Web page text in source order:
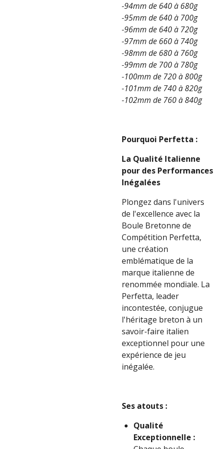
-94mm de 640 à 680g
-95mm de 640 à 700g
-96mm de 640 à 720g
-97mm de 660 à 740g
-98mm de 680 à 760g
-99mm de 700 à 780g
-100mm de 720 à 800g
-101mm de 740 à 820g
-102mm de 760 à 840g
Pourquoi Perfetta :
La Qualité Italienne
pour des Performances
Inégalées
Plongez dans l'univers
de l'excellence avec la
Boule Bretonne de
Compétition Perfetta,
une création
emblématique de la
marque italienne de
renommée mondiale. La
Perfetta, leader
incontestée, conjugue
l'héritage breton à un
savoir-faire italien
exceptionnel pour une
expérience de jeu
inégalée.
Ses atouts :
Qualité
Exceptionnelle :